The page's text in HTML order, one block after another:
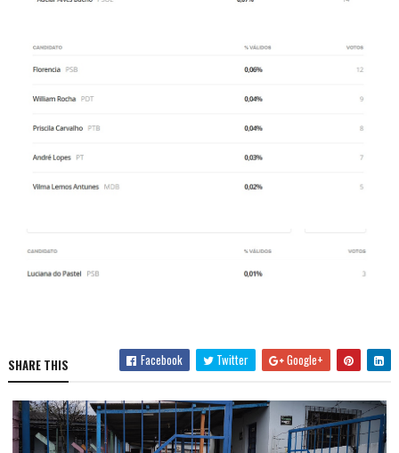
SHARE THIS Facebook Twitter Google+